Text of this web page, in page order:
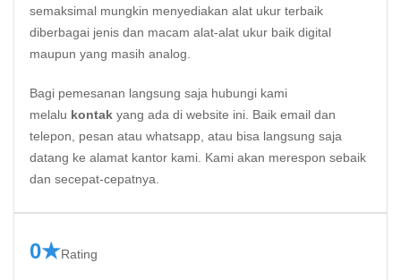
semaksimal mungkin menyediakan alat ukur terbaik
diberbagai jenis dan macam alat-alat ukur baik digital
maupun yang masih analog.
Bagi pemesanan langsung saja hubungi kami
melalu kontak yang ada di website ini. Baik email dan
telepon, pesan atau whatsapp, atau bisa langsung saja
datang ke alamat kantor kami. Kami akan merespon sebaik
dan secepat-cepatnya.
0★Rating